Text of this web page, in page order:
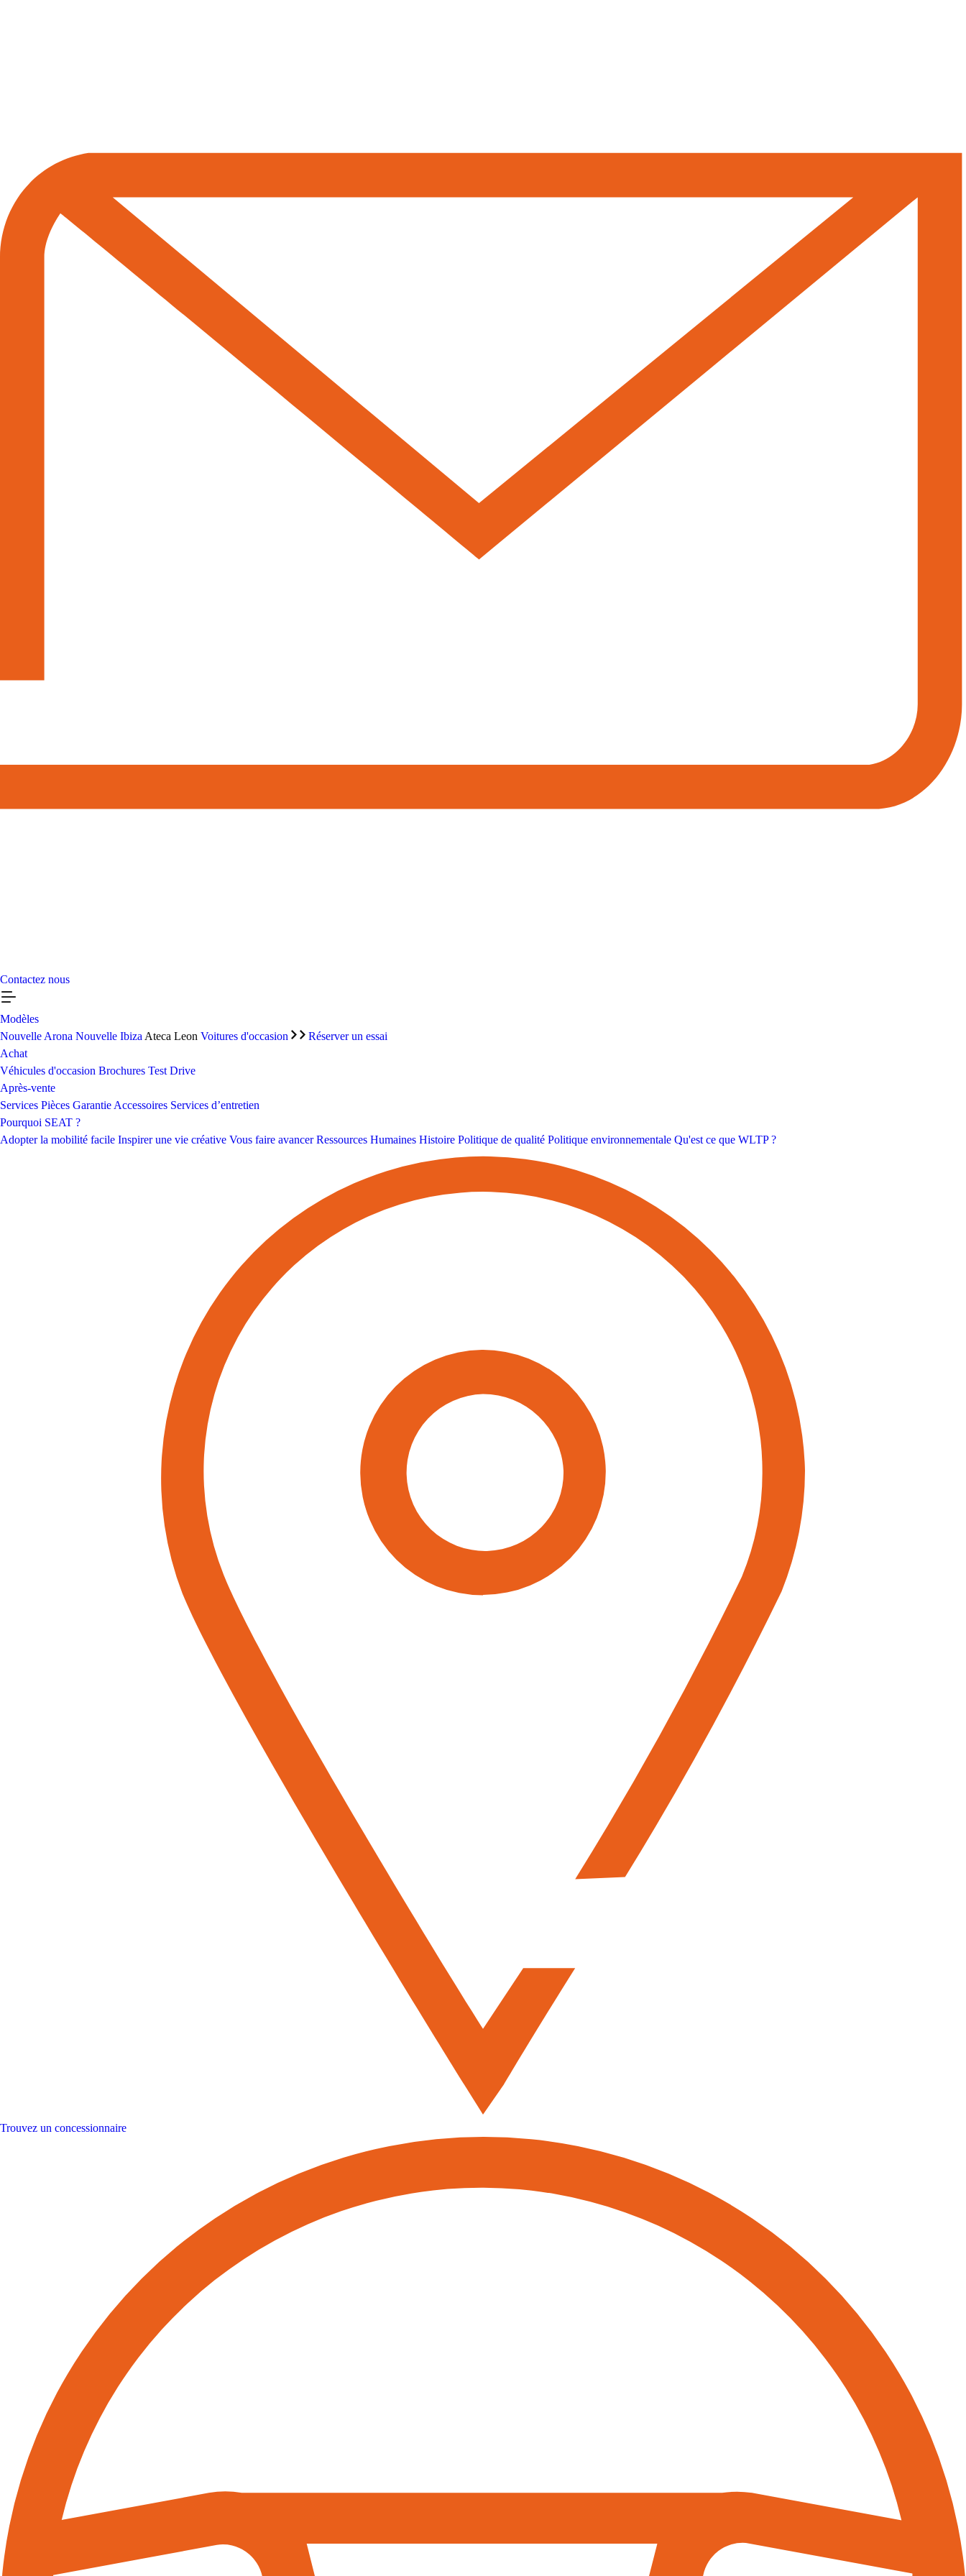
Contactez nous
Modèles
Nouvelle Arona Nouvelle Ibiza Ateca Leon Voitures d'occasion
Réserver un essai
Achat
Véhicules d'occasion Brochures Test Drive
Après-vente
Services Pièces Garantie Accessoires Services d’entretien
Pourquoi SEAT ?
Adopter la mobilité facile Inspirer une vie créative Vous faire avancer Ressources Humaines Histoire Politique de qualité Politique environnementale Qu'est ce que WLTP ?
Trouvez un concessionnaire